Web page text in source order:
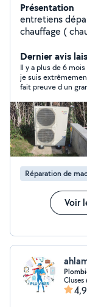
Présentation
entretiens
chauffage (
fait également
pose de ballon
mecanicien professionnel 28 ans d expérience entretien
et dépannage à
quand vous
besoin laissez-
Dernier avis
Il y a plus de 6 mois
je suis
fait preuve d un
ses services.
Réparation de
Voir
Cluses